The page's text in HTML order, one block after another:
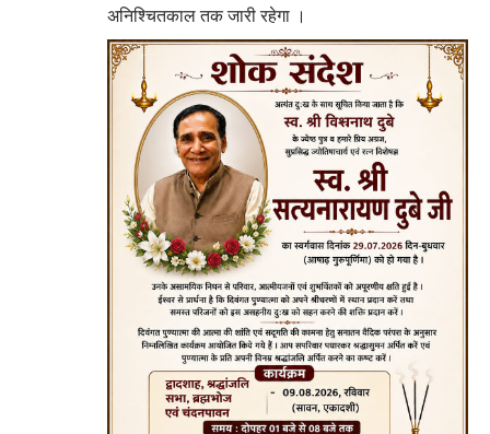
अनिश्चितकाल तक जारी रहेगा ।